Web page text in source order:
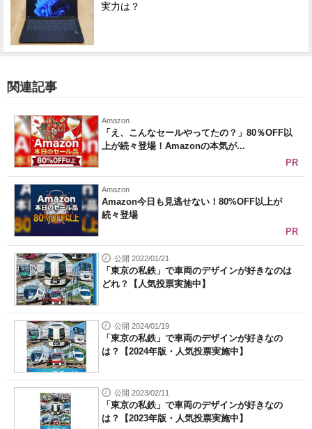
実力は？
関連記事
Amazon
「え、こんなセールやってたの？」80％OFF以
上が続々登場！Amazonの本気が...
PR
Amazon
Amazon今日も見逃せない！80%OFF以上が
続々登場
PR
公開 2022/01/21
「東京の私鉄」で車両のデザインが好きなのは
どれ？【人気投票実施中】
公開 2024/01/19
「東京の私鉄」で車両のデザインが好きなの
は？【2024年版・人気投票実施中】
公開 2023/02/11
「東京の私鉄」で車両のデザインが好きなの
は？【2023年版・人気投票実施中】